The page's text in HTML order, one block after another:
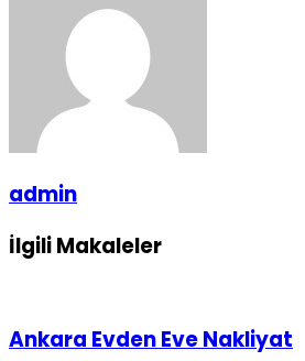
admin
İlgili Makaleler
Ankara Evden Eve Nakliyat